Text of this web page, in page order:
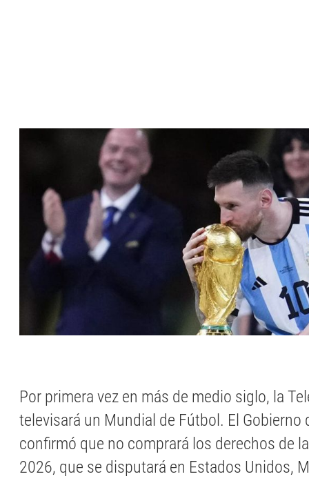
Por primera vez en más de medio siglo, la
televisará un Mundial de Fútbol. El Gobierno
confirmó que no comprará los derechos de
2026, que se disputará en Estados Unidos,